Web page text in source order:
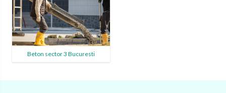
Beton sector 3 Bucuresti